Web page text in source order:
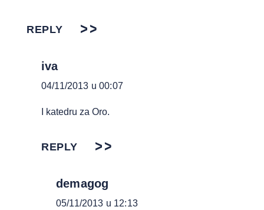
REPLY
iva
04/11/2013 u 00:07
I katedru za Oro.
REPLY
demagog
05/11/2013 u 12:13